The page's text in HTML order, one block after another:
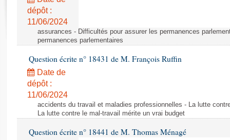
Rapports d'enquête
Rapports législatifs
Baromètre de l’application des lois
Dossiers législatifs
Budget et sécurité sociale
Questions écrites et orales
Comptes rendus des débats
dépôt :
11/06/2024
assurances - Difficultés pour assurer les permanences
permanences parlementaires
Question écrite n° 18431 de M. François Ruffin
Date de
dépôt :
11/06/2024
accidents du travail et maladies professionnelles - La lutte
La lutte contre le mal-travail mérite un vrai budget
Question écrite n° 18441 de M. Thomas Ménagé